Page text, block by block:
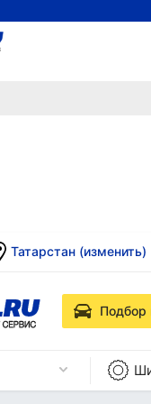
Татарстан (изменить)
Подбор